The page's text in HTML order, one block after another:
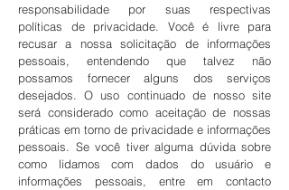
responsabilidade por suas respectivas
políticas de privacidade. Você é livre para
recusar a nossa solicitação de informações
pessoais, entendendo que talvez não
possamos fornecer alguns dos serviços
desejados. O uso continuado de nosso site
será considerado como aceitação de nossas
práticas em torno de privacidade e informações
pessoais. Se você tiver alguma dúvida sobre
como lidamos com dados do usuário e
informações pessoais, entre em contacto